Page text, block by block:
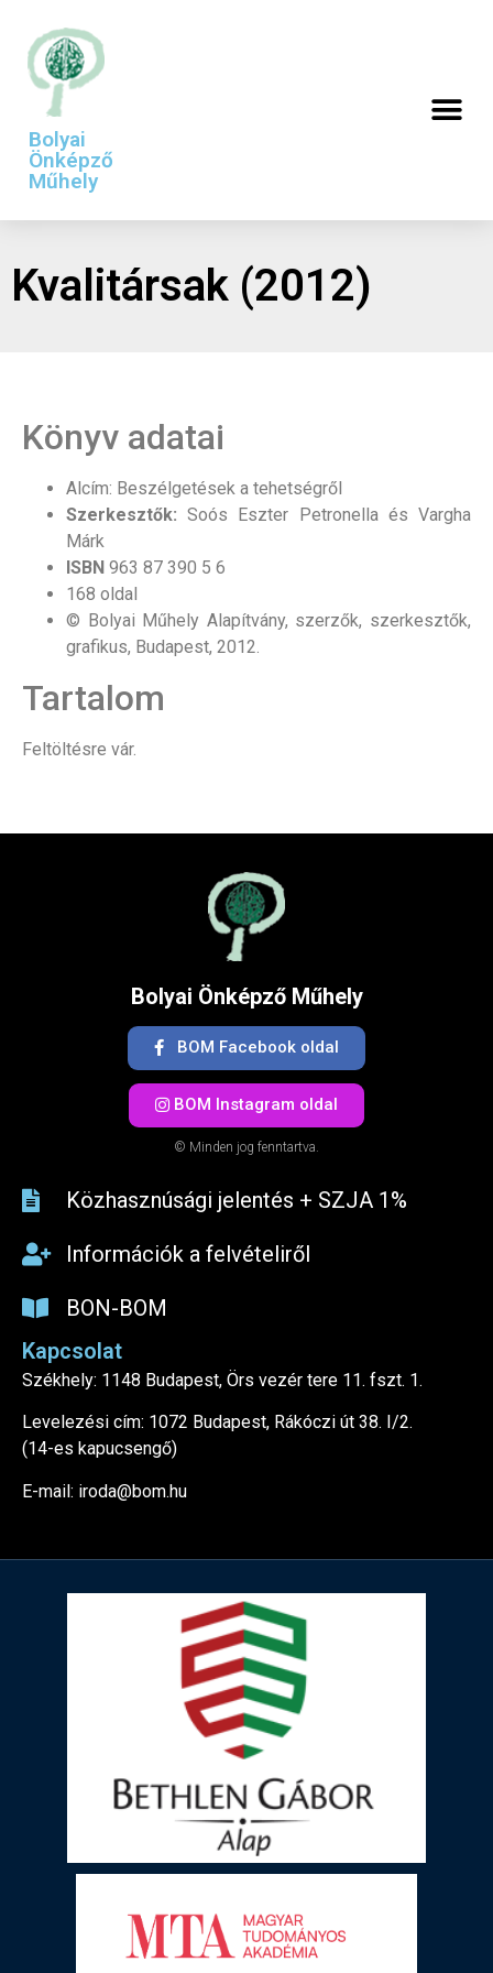
Bolyai
Önképző
Műhely
Kvalitársak (2012)
Könyv adatai
Alcím: Beszélgetések a tehetségről
Szerkesztők: Soós Eszter Petronella és Vargha
Márk
ISBN 963 87 390 5 6
168 oldal
© Bolyai Műhely Alapítvány, szerzők, szerkesztők,
grafikus, Budapest, 2012.
Tartalom
Feltöltésre vár.
Bolyai Önképző Műhely
BOM Facebook oldal
BOM Instagram oldal
© Minden jog fenntartva.
Közhasznúsági jelentés + SZJA 1%​
Információk a felvételiről
BON-BOM
Kapcsolat
Székhely: 1148 Budapest, Örs vezér tere 11. fszt. 1.
Levelezési cím: 1072 Budapest, Rákóczi út 38. I/2.
(14-es kapucsengő)
E-mail: iroda@bom.hu